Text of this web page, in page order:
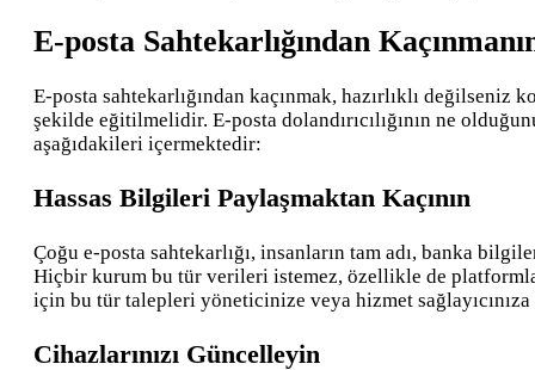
E-posta Sahtekarlığından
E-posta sahtekarlığından kaçınmak, hazırlıklı
şekilde eğitilmelidir. E-posta dolandırıcılığının ne
aşağıdakileri içermektedir:
Hassas Bilgileri Paylaşmaktan Kaçının
Çoğu e-posta sahtekarlığı, insanların tam adı, banka
Hiçbir kurum bu tür verileri istemez, özellikle de
için bu tür talepleri yöneticinize veya hizmet
Cihazlarınızı Güncelleyin